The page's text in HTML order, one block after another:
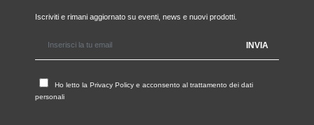
Iscriviti e rimani aggiornato su eventi, news e nuovi prodotti.
Ho letto la Privacy Policy e acconsento al trattamento dei dati
personali